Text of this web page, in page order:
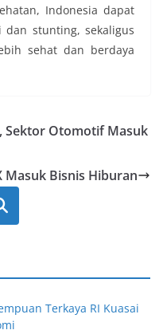
Indonesia dapat
dan stunting, sekaligus
sehat dan berdaya
Sektor Otomotif Masuk
Masuk Bisnis Hiburan
Terkaya RI Kuasai